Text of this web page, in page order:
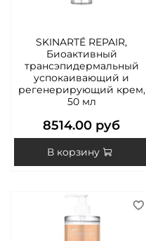
SKINARTÉ REPAIR,
Биоактивный
трансэпидермальный
успокаивающий и
регенерирующий крем,
50 мл
8514.00 руб
В корзину